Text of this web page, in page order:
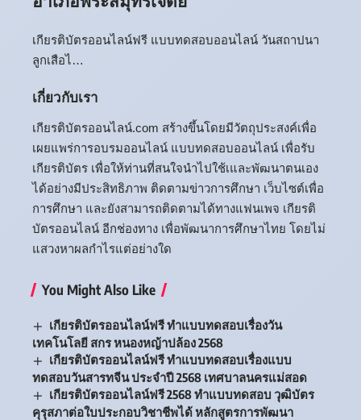
เกียรติบัตรออนไลน์ฟรี แบบทดสอบออนไลน์ วันสถาปนา
ลูกเสือไ…
เกี่ยวกับเรา
เกียรติบัตรออนไลน์.com สร้างขึ้นโดยมีวัตถุประสงค์เพื่อ
เผยแพร่การอบรมออนไลน์ แบบทดสอบออนไลน์ เพื่อรับ
เกียรติบัตร เพื่อให้ท่านที่สนใจนำไปใช้เและพัฒนาตนเอง
ได้อย่างมีประสิทธิภาพ ติดตามข่าวการศึกษา เว็บไซต์เพื่อ
การศึกษา และยังสามารถติดตามได้ทางแฟนเพจ เกียรติ
บัตรออนไลน์ อีกช่องทาง เพื่อพัฒนาการศึกษาไทย โดยไม่
แสวงหาผลกำไรแต่อย่างใด
You Might Also Like
เกียรติบัตรออนไลน์ฟรี ทำแบบทดสอบเรื่องวัน
เทคโนโลยี สกร หนองหญ้าปล้อง 2568
เกียรติบัตรออนไลน์ฟรี ทำแบบทดสอบเรื่องแบบ
ทดสอบวันสารทจีน ประจำปี 2568 เทศบาลนครแม่สอด
เกียรติบัตรออนไลน์ฟรี 2568 ทำแบบทดสอบ วุฒิบัตร
คุรุสภาต่อใบประกอบวิชาชีพได้ หลักสูตรการพัฒนา